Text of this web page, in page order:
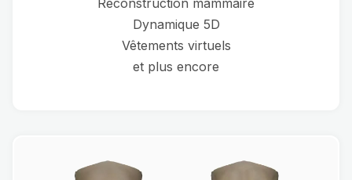
Reconstruction mammaire
Dynamique 5D
Vêtements virtuels
et plus encore